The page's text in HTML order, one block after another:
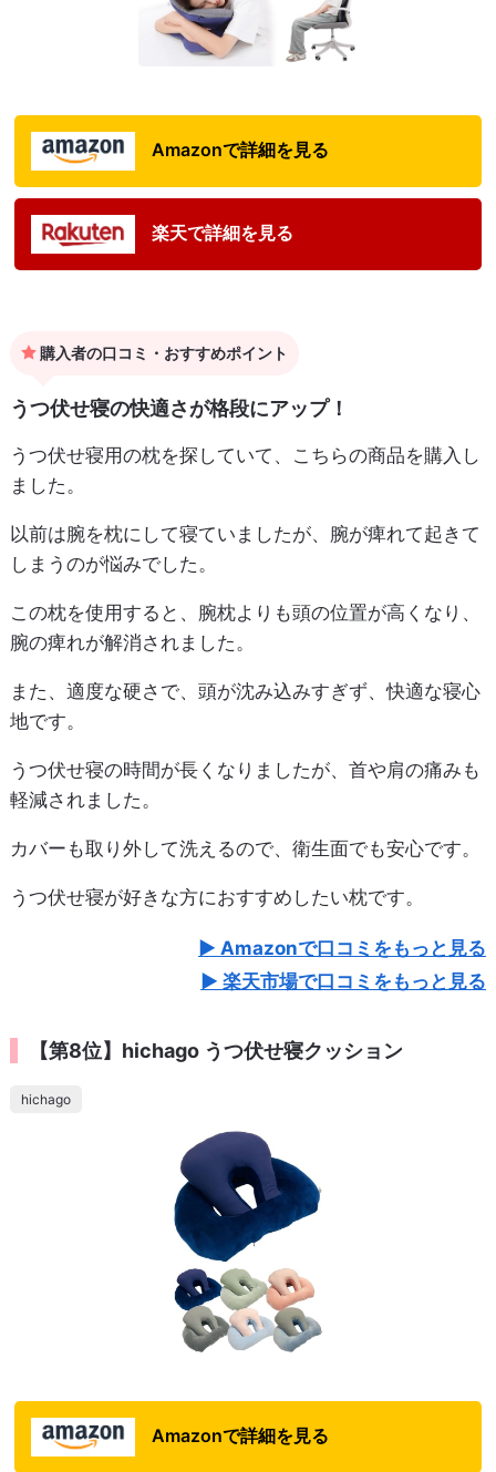
Amazonで詳細を見る
楽天で詳細を見る
購入者の口コミ・おすすめポイント
うつ伏せ寝の快適さが格段にアップ！
うつ伏せ寝用の枕を探していて、こちらの商品を購入し
ました。
以前は腕を枕にして寝ていましたが、腕が痺れて起きて
しまうのが悩みでした。
この枕を使用すると、腕枕よりも頭の位置が高くなり、
腕の痺れが解消されました。
また、適度な硬さで、頭が沈み込みすぎず、快適な寝心
地です。
うつ伏せ寝の時間が長くなりましたが、首や肩の痛みも
軽減されました。
カバーも取り外して洗えるので、衛生面でも安心です。
うつ伏せ寝が好きな方におすすめしたい枕です。
Amazonで口コミをもっと見る
楽天市場で口コミをもっと見る
【第8位】hichago うつ伏せ寝クッション
hichago
Amazonで詳細を見る